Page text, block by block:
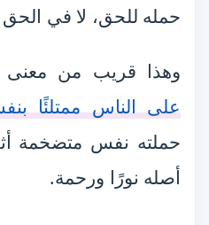
حمله للحق، لا في
وهذا قريب من معنى
على الناس ممتلئًا
حملته نفس متضخمة
أصله نورًا ورحمة.